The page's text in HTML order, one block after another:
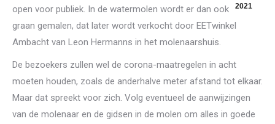
2021
open voor publiek. In de watermolen wordt er dan ook weer
graan gemalen, dat later wordt verkocht door EETwinkel
Ambacht van Leon Hermanns in het molenaarshuis.
De bezoekers zullen wel de corona-maatregelen in acht
moeten houden, zoals de anderhalve meter afstand tot elkaar.
Maar dat spreekt voor zich. Volg eventueel de aanwijzingen
van de molenaar en de gidsen in de molen om alles in goede